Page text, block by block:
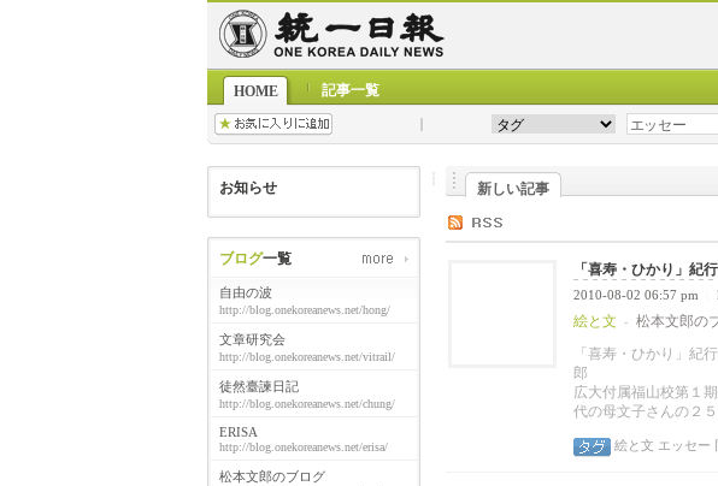
HOME 記事一覧
お知らせ
ブログ一覧
自由の波
http://blog.onekoreanews.net/hong/
文章研究会
http://blog.onekoreanews.net/vitrail/
徒然臺諫日記
http://blog.onekoreanews.net/chung/
ERISA
http://blog.onekoreanews.net/erisa/
松本文郎のブログ
新しい記事
「喜寿・ひかり」紀行
2010-08-02 06:57 pm
絵と文 -
松本文郎の
「喜寿・
郎 喜寿の
広大付属福山校第１
代の母文子さんの２
絵と文 エッセー